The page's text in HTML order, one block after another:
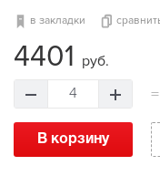
в закладки
4401 руб.
4 =
В корзину